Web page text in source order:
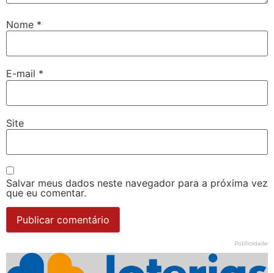
Nome *
E-mail *
Site
Salvar meus dados neste navegador para a próxima vez
que eu comentar.
Publicidade